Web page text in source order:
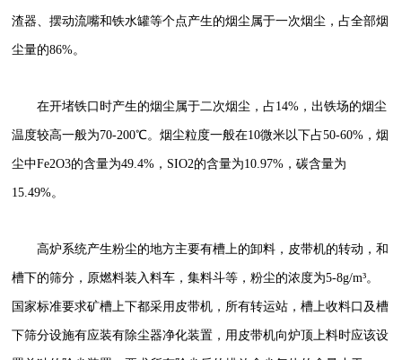
渣器、摆动流嘴和铁水罐等个点产生的烟尘属于一次烟尘，占全部烟
尘量的86%。
在开堵铁口时产生的烟尘属于二次烟尘，占14%，出铁场的烟尘
温度较高一般为70-200℃。烟尘粒度一般在10微米以下占50-60%，烟
尘中Fe2O3的含量为49.4%，SIO2的含量为10.97%，碳含量为
15.49%。
高炉系统产生粉尘的地方主要有槽上的卸料，皮带机的转动，和
槽下的筛分，原燃料装入料车，集料斗等，粉尘的浓度为5-8g/m³。
国家标准要求矿槽上下都采用皮带机，所有转运站，槽上收料口及槽
下筛分设施有应装有除尘器净化装置，用皮带机向炉顶上料时应该设